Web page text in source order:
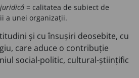
= calitatea de subiect de
a unei organizații.
și cu însușiri deosebite, cu
care aduce o contribuție
social-politic, cultural-științific